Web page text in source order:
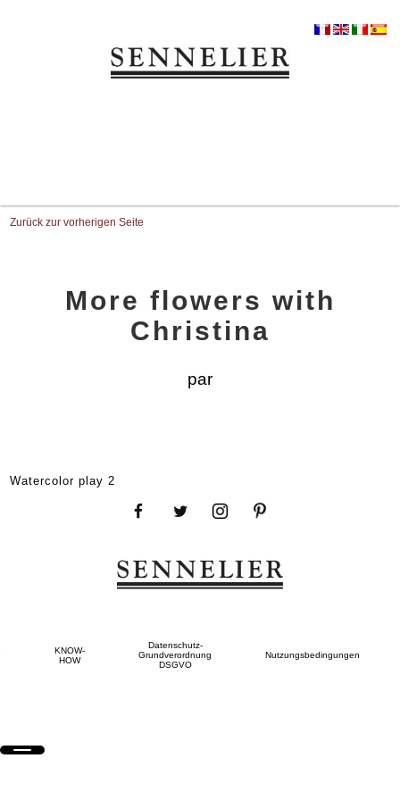
Zurück zur vorherigen Seite
More flowers with
Christina
par
Watercolor play 2
KNOW-
HOW
Datenschutz-
Grundverordnung
DSGVO
Nutzungsbedingungen